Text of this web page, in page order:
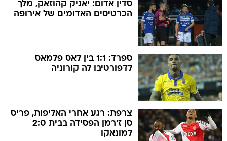
סדין אדום: יאניק קהוזאק, מלך
הכרטיסים האדומים של אירופה
ספרד: 1:1 בין לאס פלמאס
לדפורטיבו לה קורוניה
צרפת: רגע אחרי האליפות, פריס
סן ז'רמן הפסידה בבית 2:0
למונאקו